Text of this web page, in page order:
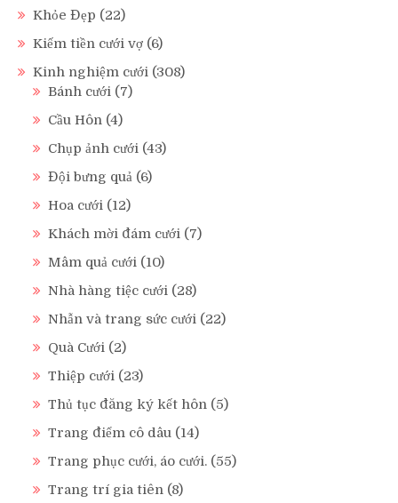
Khỏe Đẹp (22)
Kiếm tiền cưới vợ (6)
Kinh nghiệm cưới (308)
Bánh cưới (7)
Cầu Hôn (4)
Chụp ảnh cưới (43)
Đội bưng quả (6)
Hoa cưới (12)
Khách mời đám cưới (7)
Mâm quả cưới (10)
Nhà hàng tiệc cưới (28)
Nhẫn và trang sức cưới (22)
Quà Cưới (2)
Thiệp cưới (23)
Thủ tục đăng ký kết hôn (5)
Trang điểm cô dâu (14)
Trang phục cưới, áo cưới. (55)
Trang trí gia tiên (8)